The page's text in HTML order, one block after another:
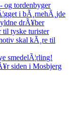
og tordenbyger
i bÃ¸rnehÃ¸jde
drÃ¥ber
til tyske turister
skal kÃ¸re til
smedelÃ¦rling!
siden i Mosbjerg